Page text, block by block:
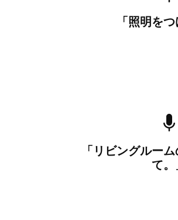
「照明をつ
「リビングルー
て。